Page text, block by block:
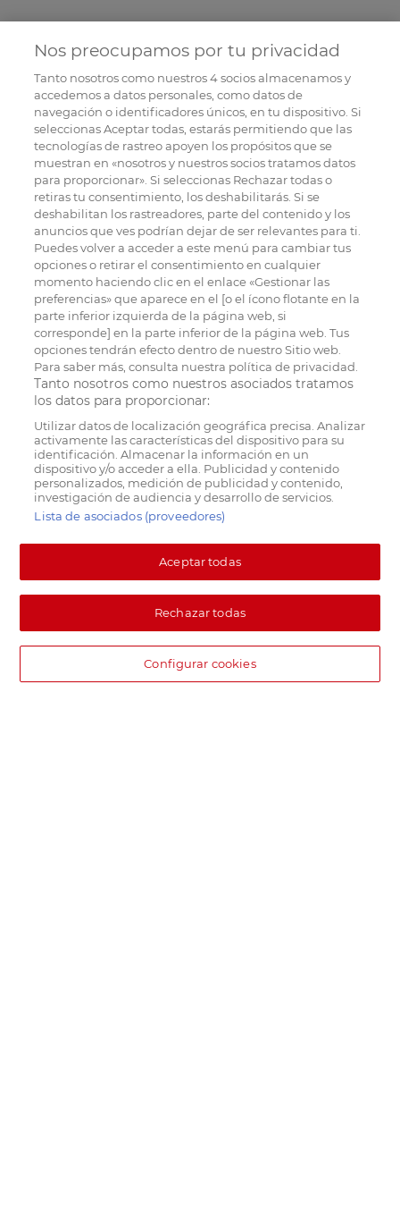
Nos preocupamos por tu privacidad
Tanto nosotros como nuestros4socios almacenamos y
accedemos a datos personales, como datos de
navegación o identificadores únicos, en tu dispositivo. Si
seleccionas Aceptar todas, estarás permitiendo que las
tecnologías de rastreo apoyen los propósitos que se
muestran en «nosotros y nuestros socios tratamos datos
para proporcionar». Si seleccionas Rechazar todas o
retiras tu consentimiento, los deshabilitarás. Si se
deshabilitan los rastreadores, parte del contenido y los
anuncios que ves podrían dejar de ser relevantes para ti.
Puedes volver a acceder a este menú para cambiar tus
opciones o retirar el consentimiento en cualquier
momento haciendo clic en el enlace «Gestionar las
preferencias» que aparece en el [o el ícono flotante en la
parte inferior izquierda de la página web, si
corresponde] en la parte inferior de la página web. Tus
opciones tendrán efecto dentro de nuestro Sitio web.
Para saber más, consulta nuestra política de privacidad.
Tanto nosotros como nuestros asociados tratamos
los datos para proporcionar:
Utilizar datos de localización geográfica precisa. Analizar
activamente las características del dispositivo para su
identificación. Almacenar la información en un
dispositivo y/o acceder a ella. Publicidad y contenido
personalizados, medición de publicidad y contenido,
investigación de audiencia y desarrollo de servicios.
Lista de asociados (proveedores)
Aceptar todas
Rechazar todas
Configurar cookies